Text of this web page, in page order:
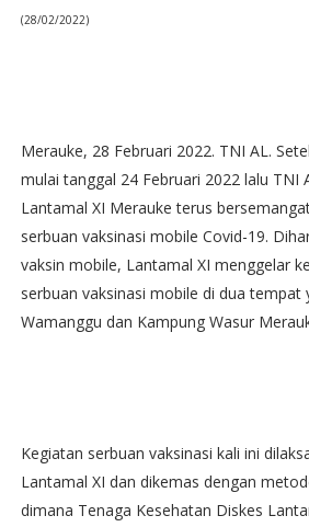
(28/02/2022)
Merauke, 28 Februari 2022. TNI AL.
mulai tanggal 24 Februari 2022 lalu TNI
Lantamal XI Merauke terus
serbuan vaksinasi mobile Covid-19.
vaksin mobile, Lantamal XI menggelar
serbuan vaksinasi mobile di dua tempat
Wamanggu dan Kampung Wasur
Kegiatan serbuan vaksinasi kali ini
Lantamal XI dan dikemas dengan
dimana Tenaga Kesehatan Diskes